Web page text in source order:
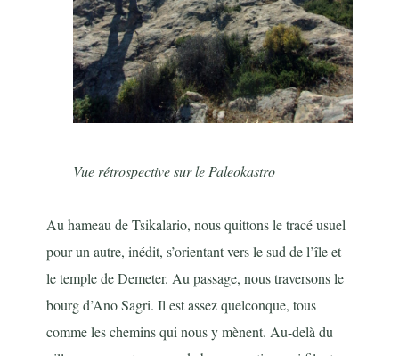
Vue rétrospective sur le Paleokastro
Au hameau de Tsikalario, nous quittons le tracé usuel
pour un autre, inédit, s’orientant vers le sud de l’île et
le temple de Demeter. Au passage, nous traversons le
bourg d’Ano Sagri. Il est assez quelconque, tous
comme les chemins qui nous y mènent. Au-delà du